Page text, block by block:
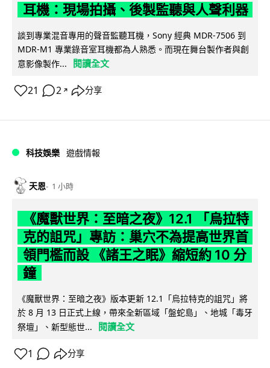
耳機：現場拍攝、後製監聽與人聲利器
談到專業混音專用的聲音監聽耳機，Sony 經典 MDR-7506 到
MDR-M1 專業錄音室耳機都為人熟悉。而現在舞台製作者與創
意影像製作...
閱讀全文
21 2 ↗ 分享
科技娛樂 遊戲情報
天恩 1 小時
《魔獸世界：至暗之夜》12.1 「烏拉特
克的詛咒」專訪：巢穴不為提高世界首
領門檻而設 《諸王之眠》縮短約 10 分
鐘
《魔獸世界：至暗之夜》版本更新 12.1「烏拉特克的詛咒」將
於 8 月 13 日正式上線，帶來全新區域「盤蛇島」、地城「毒牙
祭壇」、新型態世...
閱讀全文
1 分享